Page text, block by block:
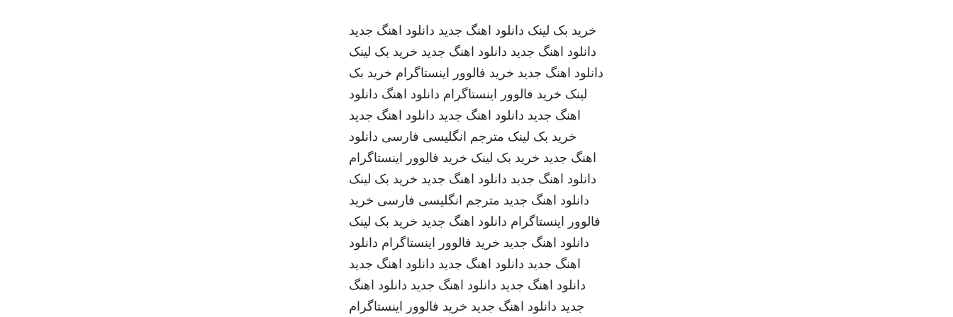
خرید بک لینک دانلود اهنگ جدید دانلود اهنگ جدید
دانلود اهنگ جدید دانلود اهنگ جدید خرید بک لینک
دانلود اهنگ جدید خرید فالوور اینستاگرام خرید بک
لینک خرید فالوور اینستاگرام دانلود اهنگ دانلود
اهنگ جدید دانلود اهنگ جدید دانلود اهنگ جدید
خرید بک لینک مترجم انگلیسی فارسی دانلود
اهنگ جدید خرید بک لینک خرید فالوور اینستاگرام
دانلود اهنگ جدید دانلود اهنگ جدید خرید بک لینک
دانلود اهنگ جدید مترجم انگلیسی فارسی خرید
فالوور اینستاگرام دانلود اهنگ جدید خرید بک لینک
دانلود اهنگ جدید خرید فالوور اینستاگرام دانلود
اهنگ جدید دانلود اهنگ جدید دانلود اهنگ جدید
دانلود اهنگ جدید دانلود اهنگ جدید دانلود اهنگ
جدید دانلود اهنگ جدید خرید فالوور اینستاگرام